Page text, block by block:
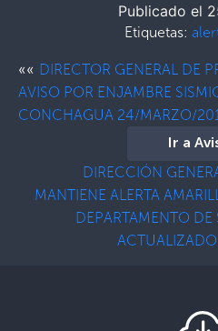
Publicado el
Etiquetas:
«« DIRECTOR GENERAL DE
AVISO POR ENJAMBRE
CONCHAGUA 24/MARZO/
Ir a
DIRECCIÓN
MANTIENE ALERTA
DEPARTAMENTO